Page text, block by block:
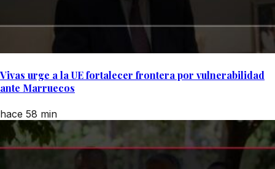
Vivas urge a la UE fortalecer frontera por vulnerabilidad
ante Marruecos
hace 58 min